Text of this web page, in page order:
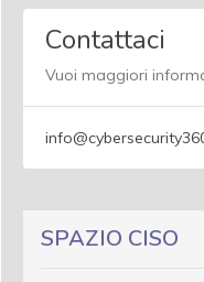
Contattaci
Vuoi maggiori
SPAZIO CISO